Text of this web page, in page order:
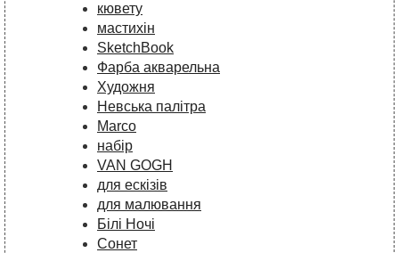
кювету
мастихін
SketchBook
Фарба акварельна
Художня
Невська палітра
Marco
набір
VAN GOGH
для ескізів
для малювання
Білі Ночі
Сонет